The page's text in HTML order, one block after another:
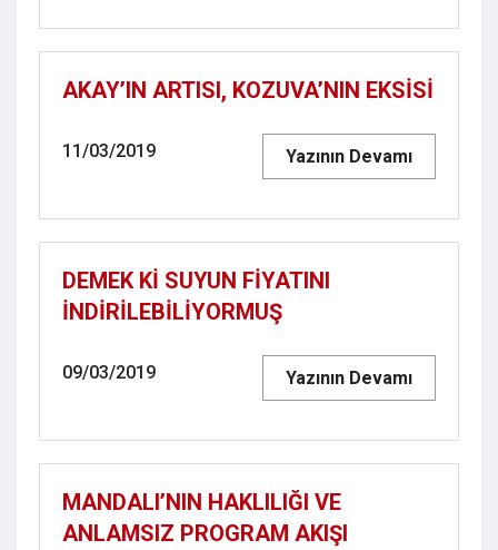
AKAY’IN ARTISI, KOZUVA’NIN EKSİSİ
11/03/2019 Yazının Devamı
DEMEK Kİ SUYUN FİYATINI
İNDİRİLEBİLİYORMUŞ
09/03/2019 Yazının Devamı
MANDALI’NIN HAKLILIĞI VE
ANLAMSIZ PROGRAM AKIŞI